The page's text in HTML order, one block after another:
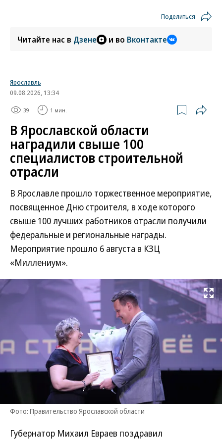
Поделиться
Читайте нас в Дзене и во Вконтакте
Ярославль
09.08.2026, 13:34
39 1 мин.
В Ярославской области
наградили свыше 100
специалистов строительной
отрасли
В Ярославле прошло торжественное мероприятие,
посвященное Дню строителя, в ходе которого
свыше 100 лучших работников отрасли получили
федеральные и региональные награды.
Мероприятие прошло 6 августа в КЗЦ
«Миллениум».
Развернуть
Фото: Правительство Ярославской области
Губернатор Михаил Евраев поздравил